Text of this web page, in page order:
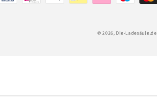
© 2026, Die-Ladesäule.de